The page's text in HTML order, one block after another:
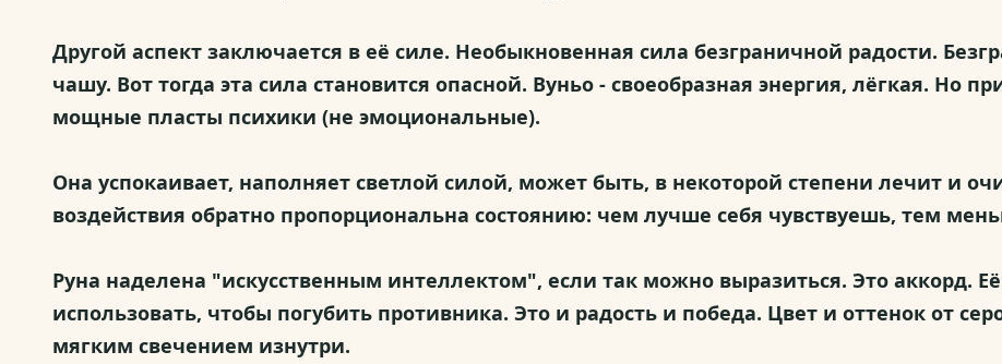
Другой аспект заключается в её силе. Необыкновенная сила безграничной радости.
чашу. Вот тогда эта сила становится опасной. Вуньо - своеобразная энергия, лёгкая. Но
мощные пласты психики (не эмоциональные).
Она успокаивает, наполняет светлой силой, может быть, в некоторой степени лечит и
воздействия обратно пропорциональна состоянию: чем лучше себя чувствуешь, тем
Руна наделена "искусственным интеллектом", если так можно выразиться. Это аккорд.
использовать, чтобы погубить противника. Это и радость и победа. Цвет и оттенок от
мягким свечением изнутри.